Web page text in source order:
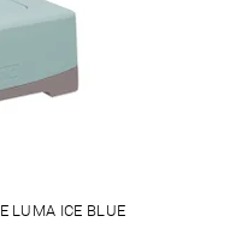
LUMA ICE BLUE